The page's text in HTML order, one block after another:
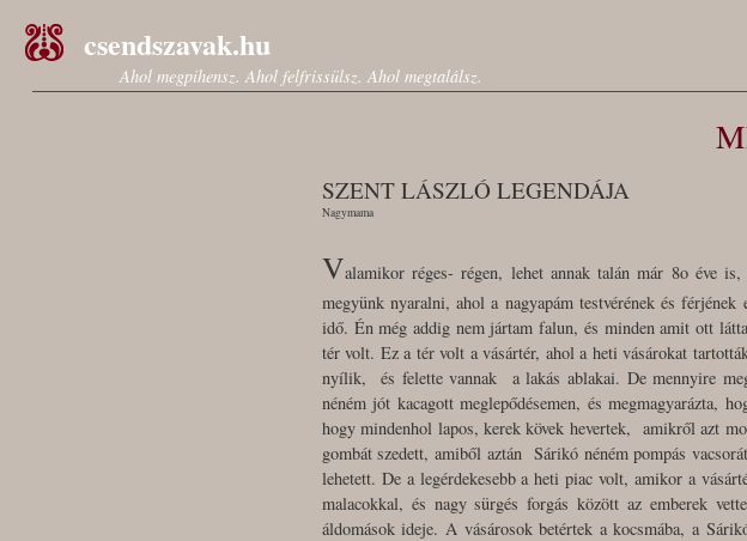
csendszavak.hu
Ahol megpihensz. Ahol felfrissülsz. Ahol megtalálsz.
SZENT LÁSZLÓ LEGENDÁJA
Nagymama
Valamikor réges- régen, lehet annak talán már 8o éve
megyünk nyaralni, ahol a nagyapám testvérének és
idő. Én még addig nem jártam falun, és minden amit ott
tér volt. Ez a tér volt a vásártér, ahol a heti vásárokat
nyílik, és felette vannak a lakás ablakai. De mennyire
néném jót kacagott meglepődésemen, és megmagyarázta,
hogy mindenhol lapos, kerek kövek hevertek, amikről azt
gombát szedett, amiből aztán Sárikó néném pompás
lehetett. De a legérdekesebb a heti piac volt, amikor a
malacokkal, és nagy sürgés forgás között az emberek
áldomások ideje. A vásárosok betértek a kocsmába, a